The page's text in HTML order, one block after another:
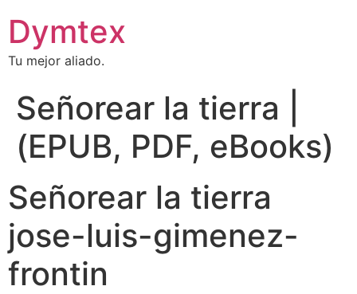
Dymtex
Tu mejor aliado.
Señorear la tierra |
(EPUB, PDF, eBooks)
Señorear la tierra
jose-luis-gimenez-
frontin